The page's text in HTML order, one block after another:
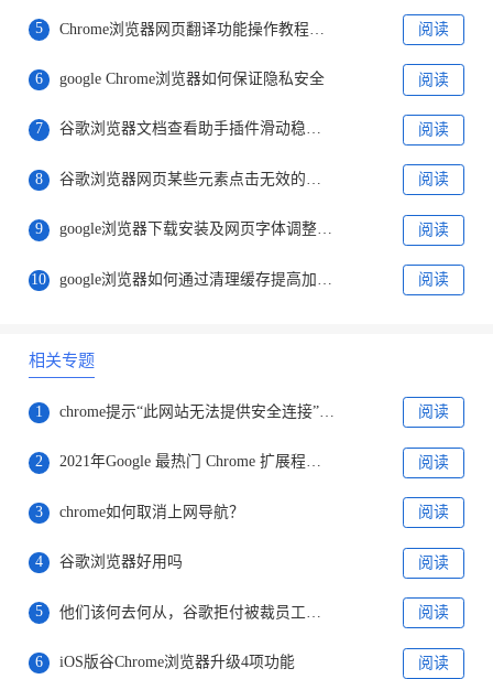
5 阅读
6 google Chrome浏览器如何保证隐私安全 阅读
7 谷歌浏览器文档查看助手插件滑动稳定性调查表 阅读
8 阅读
9 google浏览器下载安装及网页字体调整与浏览体验优化教程 阅读
10 阅读
相关专题
1 chrome提示“此网站无法提供安全连接”怎么办 阅读
2 2021年Google 最热门 Chrome 扩展程序名单出炉 阅读
3 chrome如何取消上网导航？ 阅读
4 谷歌浏览器好用吗 阅读
5 阅读
6 iOS版谷Chrome浏览器升级4项功能 阅读